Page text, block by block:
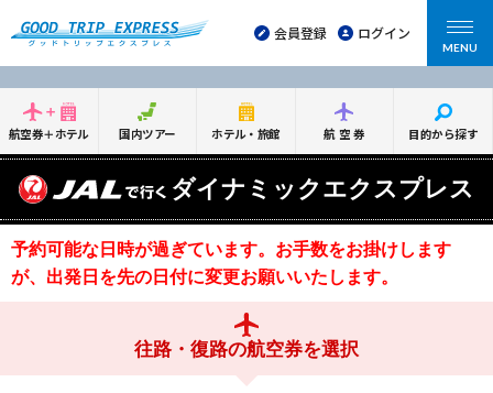
会員登録 ログイン
MENU
航空券＋ホテル 国内ツアー ホテル・旅館 航空券 目的から探す
ダイナミックエクスプレス
予約可能な日時が過ぎています。お手数をお掛けします
が、出発日を先の日付に変更お願いいたします。
往路・復路の航空券を選択